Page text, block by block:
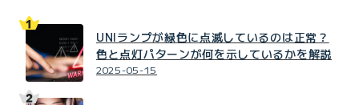
UNIランプが緑色に点滅しているのは正常？
色と点灯パターンが何を示しているかを解説
2025-05-15